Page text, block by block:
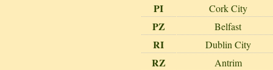
PI Cork City
PZ Belfast
RI Dublin City
RZ Antrim